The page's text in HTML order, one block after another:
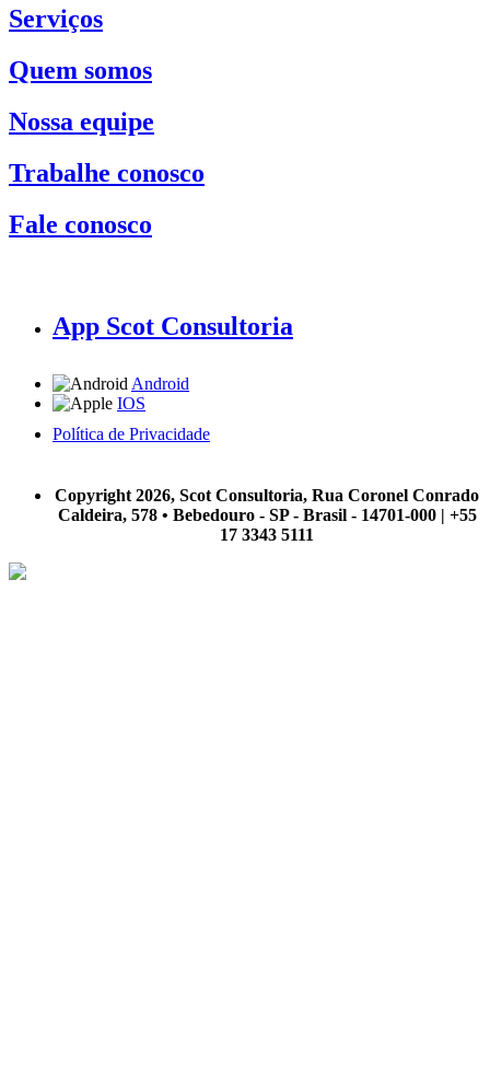
Serviços
Quem somos
Nossa equipe
Trabalhe conosco
Fale conosco
App Scot Consultoria
Android
IOS
Política de Privacidade
Copyright 2026, Scot Consultoria, Rua Coronel Conrado
Caldeira, 578 • Bebedouro - SP - Brasil - 14701-000 | +55
17 3343 5111